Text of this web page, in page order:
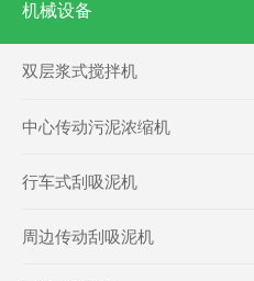
机械设备
双层浆式搅拌机
中心传动污泥浓缩机
行车式刮吸泥机
周边传动刮吸泥机